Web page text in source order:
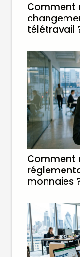
Comment
télétravail
Comment
monnaies